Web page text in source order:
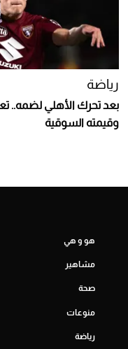
رياضة
بعد تحرك الأهلي لضمه..
وقيمته السوقية
هو و هي
مشاهير
صحة
منوعات
رياضة